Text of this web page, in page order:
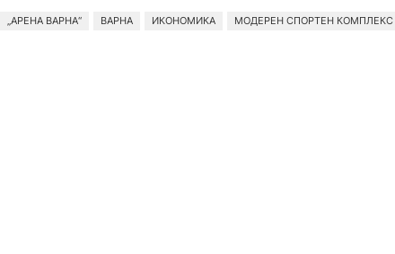
„АРЕНА ВАРНА“ ВАРНА ИКОНОМИКА МОДЕРЕН СПОРТЕН КОМПЛЕКС